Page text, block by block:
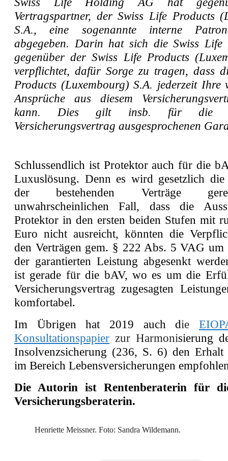
Vertragspartner, der Swiss Life Products
S.A., eine sogenannte interne
abgegeben. Darin hat sich die Swiss
gegenüber der Swiss Life Products
verpflichtet, dafür Sorge zu tragen, dass
Products (Luxembourg) S.A. jederzeit Ihre
Ansprüche aus diesem
kann. Dies gilt insb. für die
Versicherungsvertrag ausgesprochenen
Schlussendlich ist Protektor auch für die
Luxuslösung. Denn es wird gesetzlich
der bestehenden Verträge
unwahrscheinlichen Fall, dass die
Protektor in den ersten beiden Stufen mit
Euro nicht ausreicht, könnten die
den Verträgen gem. § 222 Abs. 5 VAG
der garantierten Leistung abgesenkt
ist gerade für die bAV, wo es um die
Versicherungsvertrag zugesagten
komfortabel.
Im Übrigen hat 2019 auch die
Konsultationspapier zur Harmonisierung
Insolvenzsicherung (236, S. 6) den Erhalt
im Bereich Lebensversicherungen
Die Autorin ist Rentenberaterin für
Versicherungsberaterin.
Henriette Meissner. Foto: Sandra Wildemann.